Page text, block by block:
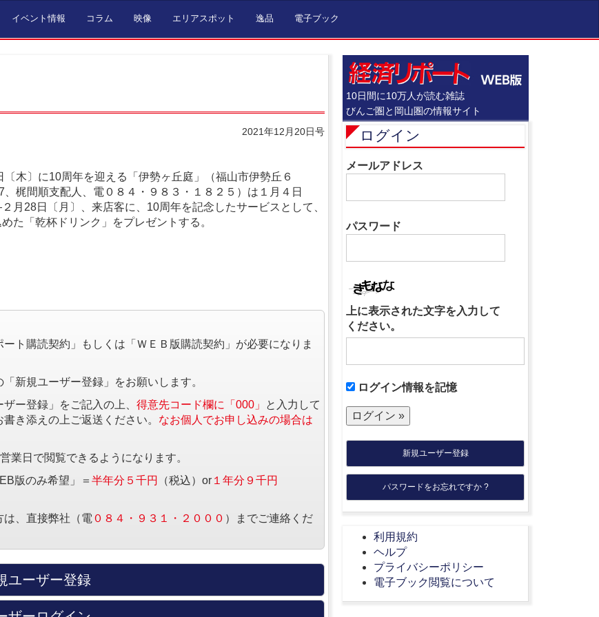
イベント情報 コラム 映像 エリアスポット 逸品 電子ブック
2021年12月20日号
〔木〕に10周年を迎える「伊勢ヶ丘庭」（福山市伊勢丘６
梶間順支配人、電０８４・９８３・１８２５）は１月４日
月28日〔月〕、来店客に、10周年を記念したサービスとして、
た「乾杯ドリンク」をプレゼントする。
ト購読契約」もしくは「ＷＥＢ版購読契約」が必要になりま
新規ユーザー登録」をお願いします。
ー登録」をご記入の上、 得意先コード欄に「000」
と入力して
き添えの上ご返送ください。 なお個人でお申し込みの場合は
業日で閲覧できるようになります。
版のみ希望」＝ 半年分５千円 （税込）or １年分９千円
、直接弊社（電 ０８４・９３１・２０００ ）までご連絡くだ
ユーザー登録
10日間に10万人が読む雑誌
びんご圏と岡山圏の情報サイト
ログイン
メールアドレス
パスワード
上に表示された文字を入力して
ください。
ログイン情報を記憶
新規ユーザー登録
パスワードをお忘れですか ?
利用規約
ヘルプ
プライバシーポリシー
電子ブック閲覧について